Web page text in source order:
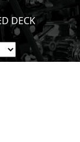
DECK